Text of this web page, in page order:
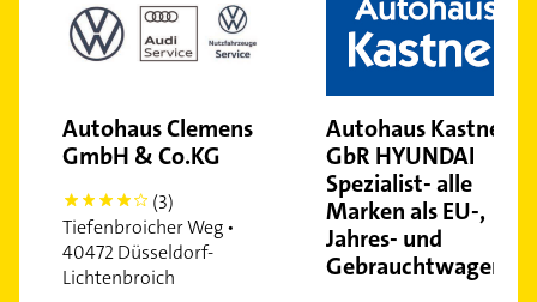
Autohaus Clemens
GmbH & Co.KG
4
(3)
Tiefenbroicher Weg •
40472 Düsseldorf-
Lichtenbroich
Autohaus Kastner
GbR HYUNDAI
Spezialist- alle
Marken als EU-,
Jahres- und
Gebrauchtwagen